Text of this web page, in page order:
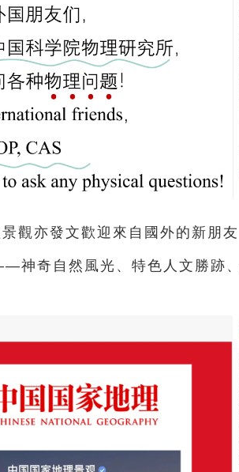
觀亦發文歡迎來自國外的新朋
神奇自然風光、特色人文勝跡